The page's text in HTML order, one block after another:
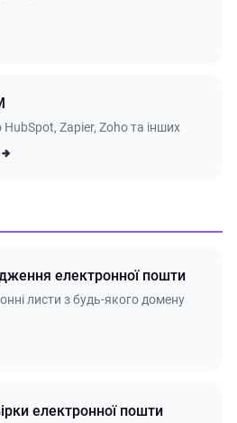
HubSpot, Zapier, Zoho та інших
електронної пошти
листи з будь-якого домену
електронної пошти